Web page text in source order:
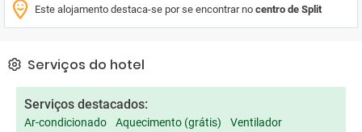
Este alojamento destaca-se por se encontrar no centro de Split
Serviços do hotel
Serviços destacados:
Ar-condicionado Aquecimento (grátis)
Ventilador